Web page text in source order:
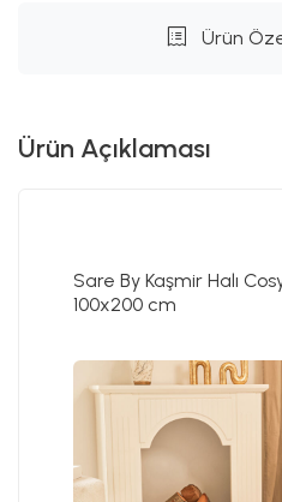
Ürün
Ürün Açıklaması
Sare By Kaşmir Halı
100x200 cm